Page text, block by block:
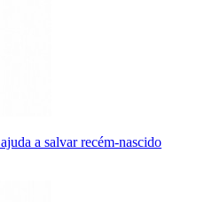
a salvar recém-nascido